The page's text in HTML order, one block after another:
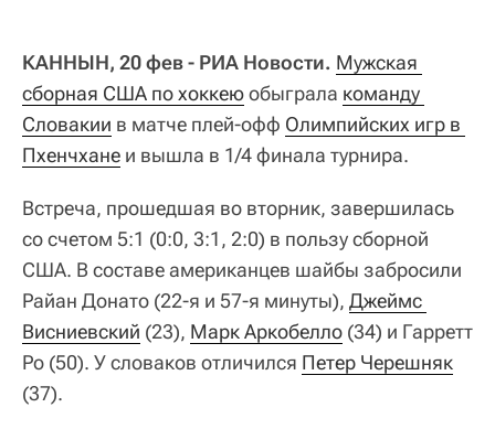
КАННЫН, 20 фев - РИА Новости. Мужская
сборная США по хоккеюобыграла команду
Словакии в матче плей-офф Олимпийских игр в
Пхенчхане и вышла в 1/4 финала турнира.
Встреча, прошедшая во вторник, завершилась
со счетом 5:1 (0:0, 3:1, 2:0) в пользу сборной
США. В составе американцев шайбы забросили
Райан Донато (22-я и 57-я минуты), Джеймс
Висниевский (23), Марк Аркобелло (34) и Гарретт
Ро (50). У словаков отличился Петер Черешняк
(37).